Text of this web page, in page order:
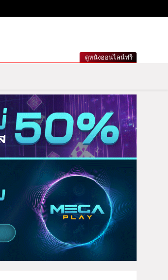
ฬารอบโลก เลขเด็ดหวยดัง ตรวจหวย
ดูหนังออนไลน์ฟรี